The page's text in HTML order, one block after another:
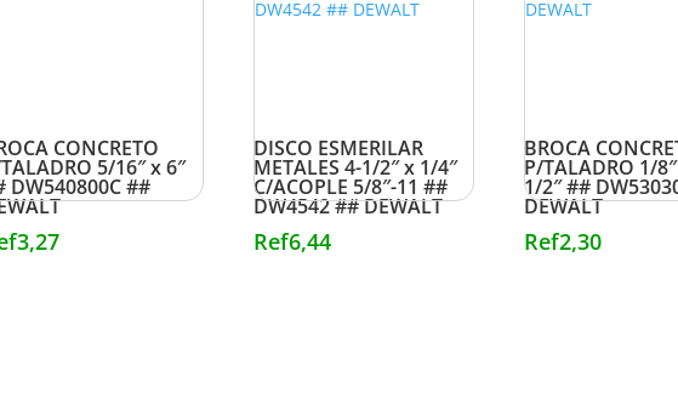
CONCRETO
5/16″ x 6″
DW540800C ##
3,27
DISCO ESMERILAR
METALES 4-1/2″ x 1/4″
C/ACOPLE 5/8″-11 ##
DW4542 ## DEWALT
Ref6,44
BROCA
P/TALADRO 1/
1/2″ ##
DEWALT
Ref2,30